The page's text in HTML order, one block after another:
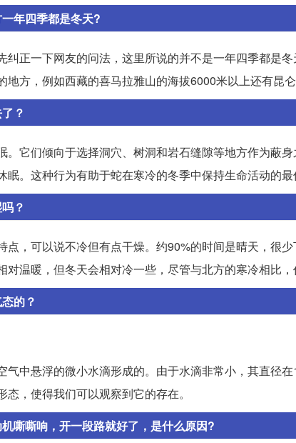
年四季都是冬天?
纠正一下网友的问法，这里所说的并不是一年四季都是
地方，例如西藏的喜马拉雅山的海拔6000米以上还有昆
？
。它们倾向于选择洞穴、树洞和岩石缝隙等地方作为蔽
眠。这种行为有助于蛇在寒冷的冬季中保持生命活动的最
？
点，可以说不冷但有点干燥。约90%的时间是晴天，很
对温暖，但冬天会相对冷一些，尽管与北方的寒冷相比，
的？
气中悬浮的微小水滴形成的。由于水滴非常小，其直径
，使得我们可以观察到它的存在。
嘶嘶响，开一段路就好了，是什么原因?